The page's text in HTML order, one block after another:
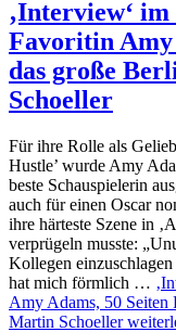
‚Interview‘
Favoritin Amy
das große
Schoeller
Für ihre Rolle als
Hustle’ wurde Amy
beste Schauspielerin
auch für einen Oscar
ihre härteste Szene in
verprügeln musste:
Kollegen
hat mich förmlich …
Amy Adams, 50 Seiten
Martin Schoeller